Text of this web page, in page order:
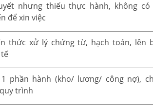
nhưng thiếu thực hành, không có
để xin việc
thức xử lý chứng từ, hạch toán, lên
phần hành (kho/ lương/ công nợ),
trình